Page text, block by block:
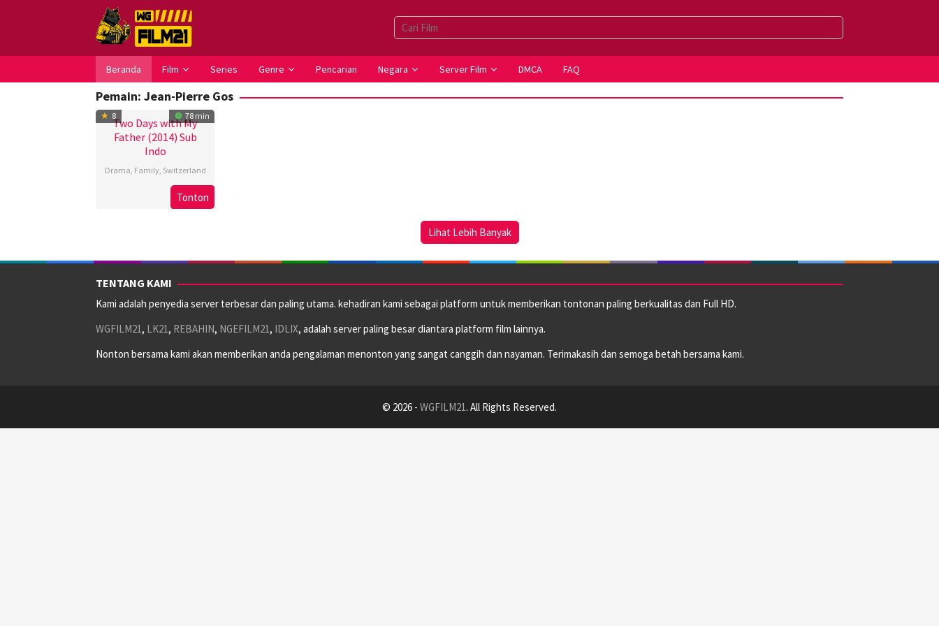
Beranda Film Series Genre Pencarian Negara Server Film DMCA FAQ
Pemain: Jean-Pierre Gos
8 78 min
Two Days with My
Father (2014) Sub
Indo
Drama, Family, Switzerland
Sep
Gonthier
Tonton
Lihat Lebih Banyak
TENTANG KAMI
Kami adalah penyedia server terbesar dan paling utama. kehadiran kami sebagai platform untuk memberikan tontonan paling berkualitas dan Full HD.
WGFILM21, LK21, REBAHIN, NGEFILM21, IDLIX, adalah server paling besar diantara platform film lainnya.
Nonton bersama kami akan memberikan anda pengalaman menonton yang sangat canggih dan nayaman. Terimakasih dan semoga betah bersama kami.
© 2026 - WGFILM21. All Rights Reserved.